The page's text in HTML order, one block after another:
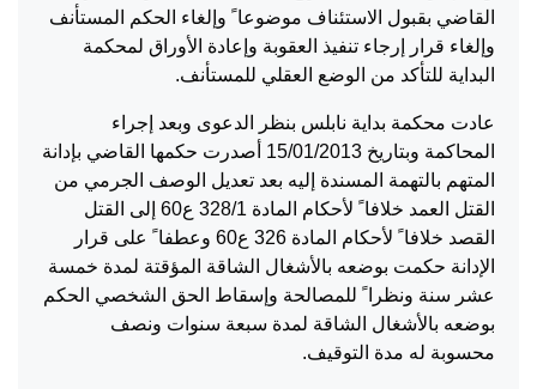
القاضي بقبول الاستئناف موضوعا ً وإلغاء الحكم المستأنف
وإلغاء قرار إرجاء تنفيذ العقوبة وإعادة الأوراق لمحكمة
البداية للتأكد من الوضع العقلي للمستأنف.
عادت محكمة بداية نابلس بنظر الدعوى وبعد إجراء
المحاكمة وبتاريخ 15/01/2013 أصدرت حكمها القاضي بإدانة
المتهم بالتهمة المسندة إليه بعد تعديل الوصف الجرمي من
القتل العمد خلافا ً لأحكام المادة 328/1 ع60 إلى القتل
القصد خلافا ً لأحكام المادة 326 ع60 وعطفا ً على قرار
الإدانة حكمت بوضعه بالأشغال الشاقة المؤقتة لمدة خمسة
عشر سنة ونظرا ً للمصالحة وإسقاط الحق الشخصي الحكم
بوضعه بالأشغال الشاقة لمدة سبعة سنوات ونصف
محسوبة له مدة التوقيف.